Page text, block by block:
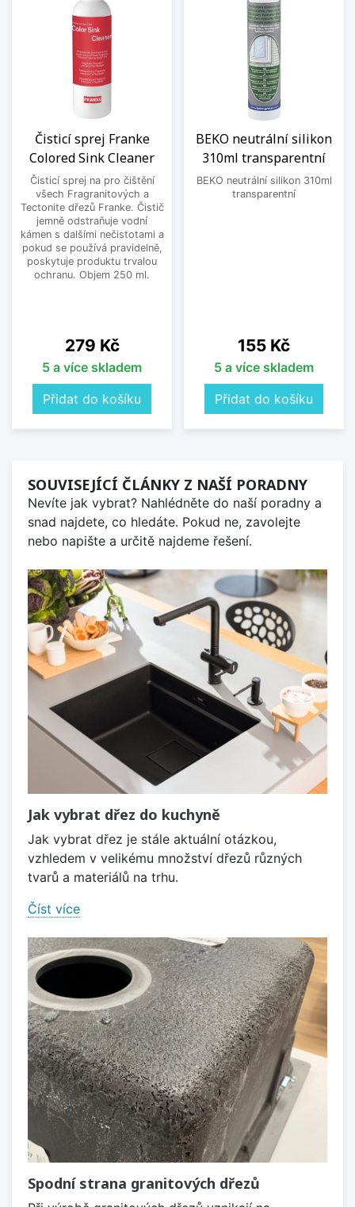
Čisticí sprej Franke
Colored Sink Cleaner
Čisticí sprej na pro čištění
všech Fragranitových a
Tectonite dřezů Franke. Čistič
jemně odstraňuje vodní
kámen s dalšími nečistotami a
pokud se používá pravidelně,
poskytuje produktu trvalou
ochranu. Objem 250 ml.
Cena
279 Kč
5 a více skladem
Přidat do košíku
BEKO neutrální silikon
310ml transparentní
BEKO neutrální silikon 310ml
transparentní
Cena
155 Kč
5 a více skladem
Přidat do košíku
SOUVISEJÍCÍ ČLÁNKY Z NAŠÍ PORADNY
Nevíte jak vybrat? Nahlédněte do naší poradny a
snad najdete, co hledáte. Pokud ne, zavolejte
nebo napište a určitě najdeme řešení.
Jak vybrat dřez do kuchyně
Jak vybrat dřez je stále aktuální otázkou,
vzhledem v velikému množství dřezů různých
tvarů a materiálů na trhu.
Číst více
Spodní strana granitových dřezů